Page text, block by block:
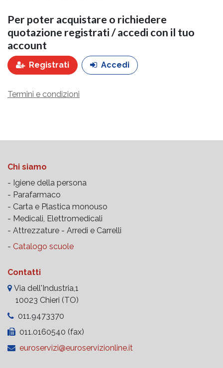
Per poter acquistare o richiedere
quotazione registrati / accedi con il tuo
account
Registrati Accedi
Termini e condizioni
Chi siamo
- Igiene della persona
- Parafarmaco
- Carta e Plastica monouso
- Medicali, Elettromedicali
- Attrezzature - Arredi e Carrelli
- Catalogo scuole
Contatti
Via dell'Industria,1
10023 Chieri (TO)
011.9473370
011.0160540 (fax)
euroservizi@euroservizionline.it